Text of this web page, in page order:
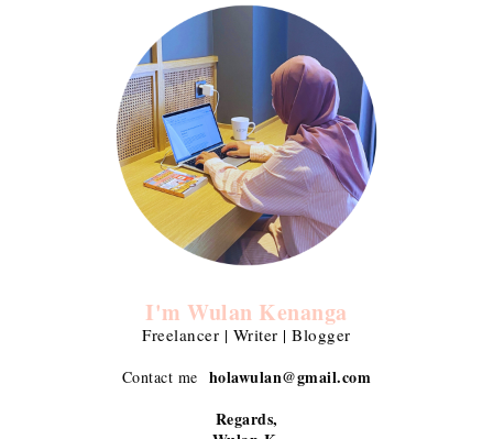
I'm Wulan Kenanga
Freelancer | Writer | Blogger
Contact me holawulan@gmail.com
Regards,